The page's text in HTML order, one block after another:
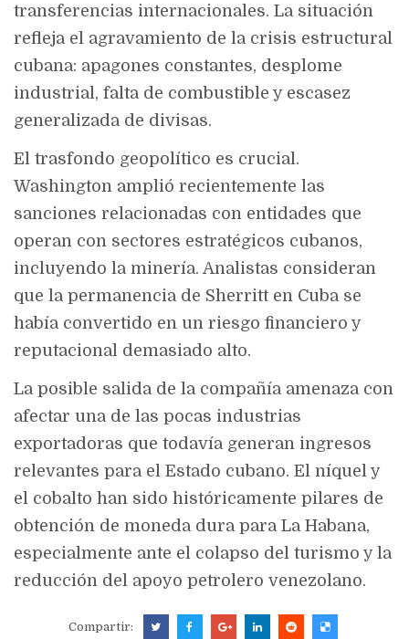
transferencias internacionales. La situación
refleja el agravamiento de la crisis estructural
cubana: apagones constantes, desplome
industrial, falta de combustible y escasez
generalizada de divisas.
El trasfondo geopolítico es crucial.
Washington amplió recientemente las
sanciones relacionadas con entidades que
operan con sectores estratégicos cubanos,
incluyendo la minería. Analistas consideran
que la permanencia de Sherritt en Cuba se
había convertido en un riesgo financiero y
reputacional demasiado alto.
La posible salida de la compañía amenaza con
afectar una de las pocas industrias
exportadoras que todavía generan ingresos
relevantes para el Estado cubano. El níquel y
el cobalto han sido históricamente pilares de
obtención de moneda dura para La Habana,
especialmente ante el colapso del turismo y la
reducción del apoyo petrolero venezolano.
Compartir: